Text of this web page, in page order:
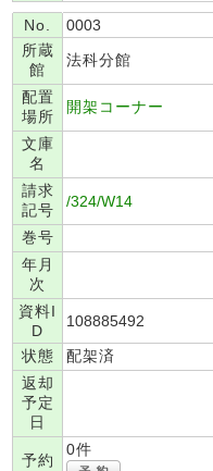
No.
0003
所蔵
館
法科分館
配置
場所
開架コーナー
文庫
名
請求
記号
/324/W14
巻号
年月
次
資料I
D
108885492
状態
配架済
返却
予定
日
予約
0件